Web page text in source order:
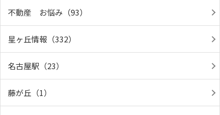
不動産 お悩み（93）
星ヶ丘情報（332）
名古屋駅（23）
藤が丘（1）